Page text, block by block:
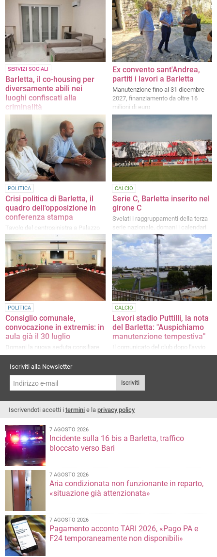
SERVIZI SOCIALI
Barletta, il co-housing per
diversamente abili nei
luoghi confiscati alla
criminalità
finanziata con fondi PNRR
Ex convento sant'Andrea,
partiti i lavori a Barletta
Manutenzione fino al 31 dicembre
2027, finanziamento da oltre 16
milioni di euro
POLITICA
Crisi politica di Barletta, il
quadro dell'opposizione in
conferenza stampa
Tavolo del centrosinistra a Palazzo
di Città, le parole di Bruno e Doronzo
CALCIO
Serie C, Barletta inserito nel
girone C
Svelati i raggruppamenti della terza
serie nazionale, domani i calendari
POLITICA
Consiglio comunale,
convocazione in extremis: in
aula già il 30 luglio
Domani la nuova seduta consiliare
dopo la crisi di martedì
CALCIO
Lavori stadio Puttilli, la nota
del Barletta: "Auspichiamo
manutenzione tempestiva"
Il comunicato del club dopo l'avvio
delle attività
Iscriviti alla Newsletter
Iscriviti
Iscrivendoti accetti i termini e la privacy policy
7 AGOSTO 2026
Incidente sulla 16 bis a Barletta, traffico
bloccato verso Bari
7 AGOSTO 2026
Aria condizionata non funzionante in reparto,
«situazione già attenzionata»
7 AGOSTO 2026
Pagamento acconto TARI 2026, «Pago PA e
F24 temporaneamente non disponibili»